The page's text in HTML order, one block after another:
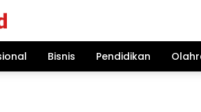
Bisnis Pendidikan